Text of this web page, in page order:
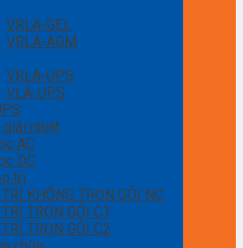
VRLA-GEL
VRLA-AGM
VRLA-UPS
VLA-UPS
giải nhiệt
AC
DC
trì
KHÔNG TRỌN GÓI NC
TRỌN GÓI C1
TRỌN GÓI C2